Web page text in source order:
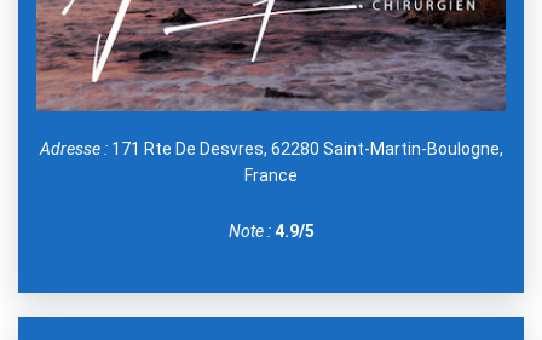
Adresse :171 Rte De Desvres, 62280 Saint-Martin-Boulogne,
France
Note : 4.9/5